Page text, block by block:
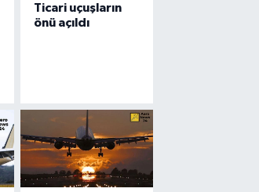
Ticari uçuşların
önü açıldı